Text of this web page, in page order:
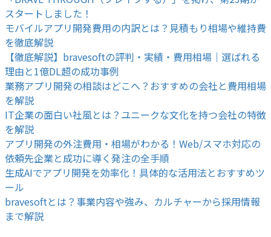
スタートしました！
モバイルアプリ開発費用の内訳とは？見積もり相場や維持費
を徹底解説
【徹底解説】bravesoftの評判・実績・費用相場｜選ばれる
理由と1億DL超の成功事例
業務アプリ開発の相談はどこへ？おすすめの会社と費用相場
を解説
IT企業の面白い社風とは？ユニークな文化を持つ会社の特徴
を解説
アプリ開発の外注費用・相場がわかる！Web/スマホ対応の
依頼先企業と成功に導く発注の全手順
生成AIでアプリ開発を効率化！具体的な活用法とおすすめツ
ール
bravesoftとは？事業内容や強み、カルチャーから採用情報
まで解説